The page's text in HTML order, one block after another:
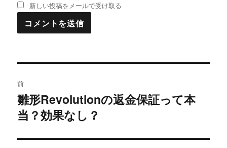
新しい投稿をメールで受け取る
稿
ナ
ビ
前
過
去
投
雛形Revolutionの返金保証って本
当？効果なし？